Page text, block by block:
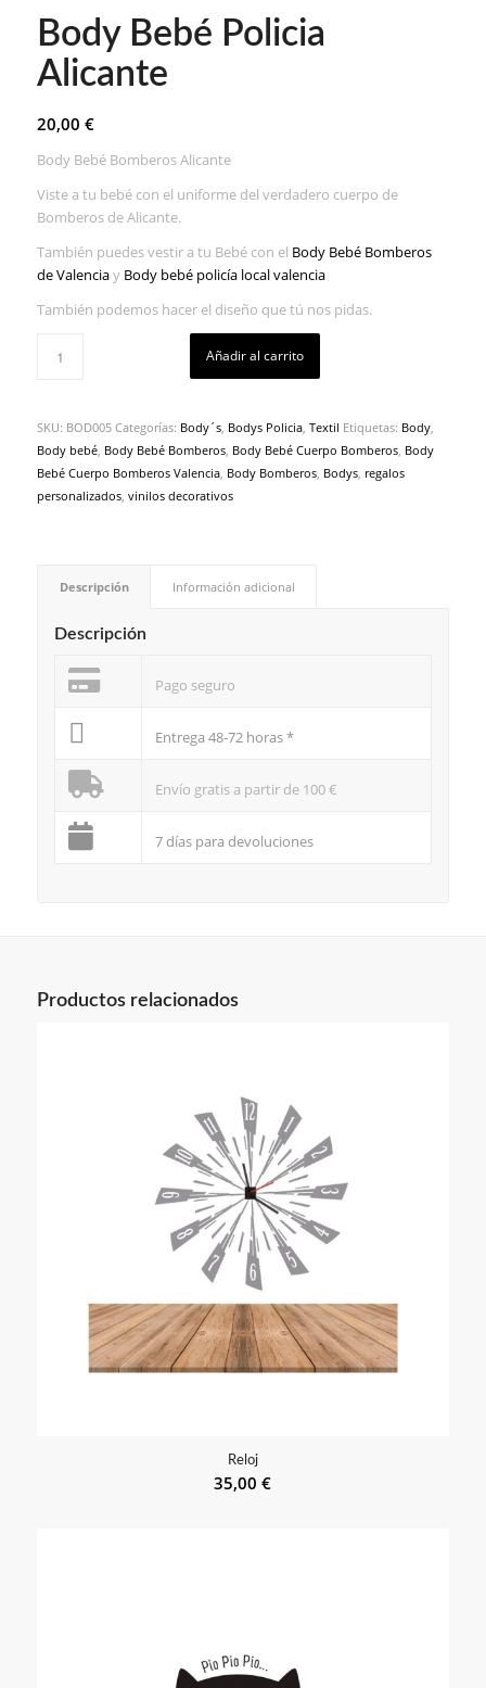
Body Bebé Policia
Alicante
20,00 €
Body Bebé Bomberos Alicante
Viste a tu bebé con el uniforme del verdadero cuerpo de
Bomberos de Alicante.
También puedes vestir a tu Bebé con el Body Bebé Bomberos
de Valenciay Body bebé policía local valencia
También podemos hacer el diseño que tú nos pidas.
Añadir al carrito
SKU: BOD005 Categorías: Body´s, Bodys Policia, Textil Etiquetas: Body,
Body bebé, Body Bebé Bomberos, Body Bebé Cuerpo Bomberos, Body
Bebé Cuerpo Bomberos Valencia, Body Bomberos, Bodys, regalos
personalizados, vinilos decorativos
Descripción Información adicional
Descripción
Pago seguro
Entrega 48-72 horas *
Envío gratis a partir de 100 €
7 días para devoluciones
Productos relacionados
Reloj
35,00€